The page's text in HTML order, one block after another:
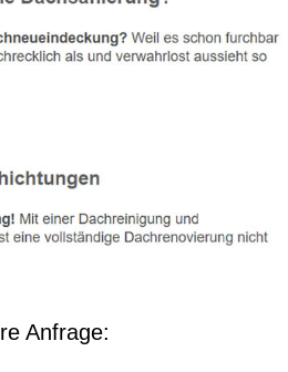
Anfrage: